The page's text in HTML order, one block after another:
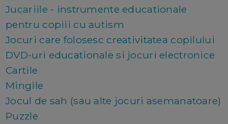
Jucariile - instrumente educationale
pentru copiii cu autism
Jocuri care folosesc creativitatea copilului
DVD-uri educationale si jocuri electronice
Cartile
Mingile
Jocul de sah (sau alte jocuri asemanatoare)
Puzzle